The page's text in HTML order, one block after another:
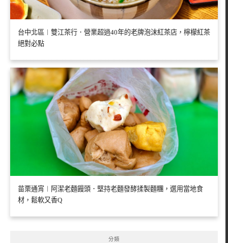
台中北區︱雙江茶行．營業超過40年的老牌泡沫紅茶店，檸檬紅茶
絕對必點
苗栗通宵︱阿潔老麵饅頭．堅持老麵發酵揉製麵糰，選用當地食
材，鬆軟又香Q
分類